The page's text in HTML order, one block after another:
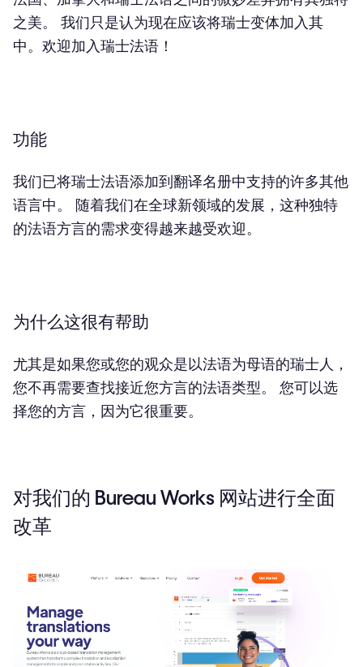
之美。 我们只是认为现在应该将瑞士变体加入其
中。欢迎加入瑞士法语！
功能
我们已将瑞士法语添加到翻译名册中支持的许多其他
语言中。 随着我们在全球新领域的发展，这种独特
的法语方言的需求变得越来越受欢迎。
为什么这很有帮助
尤其是如果您或您的观众是以法语为母语的瑞士人，
您不再需要查找接近您方言的法语类型。 您可以选
择您的方言，因为它很重要。
对我们的 Bureau Works 网站进行全面
改革